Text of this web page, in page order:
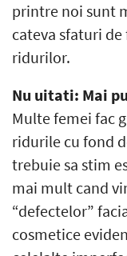
printre noi sunt
cateva sfaturi
ridurilor.
Nu uitati: Mai
Multe femei fac
ridurile cu fond
trebuie sa stim
mai mult cand
“defectelor”
cosmetice